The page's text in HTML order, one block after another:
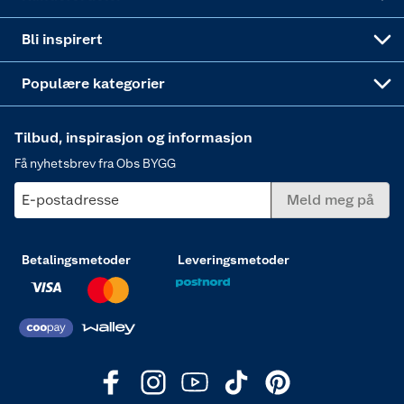
Bli inspirert
Populære kategorier
Tilbud, inspirasjon og informasjon
Få nyhetsbrev fra Obs BYGG
E-postadresse Meld meg på
Betalingsmetoder Leveringsmetoder